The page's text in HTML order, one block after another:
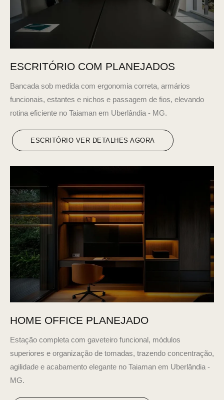
ESCRITÓRIO COM PLANEJADOS
Bancada sob medida com ergonomia correta, armários
funcionais, estantes e nichos e passagem de fios, elevando
rotina eficiente no Taiaman em Uberlândia - MG.
ESCRITÓRIO VER DETALHES AGORA
HOME OFFICE PLANEJADO
Estação completa com gaveteiro funcional, módulos
superiores e organização de tomadas, trazendo concentração,
agilidade e acabamento elegante no Taiaman em Uberlândia -
MG.